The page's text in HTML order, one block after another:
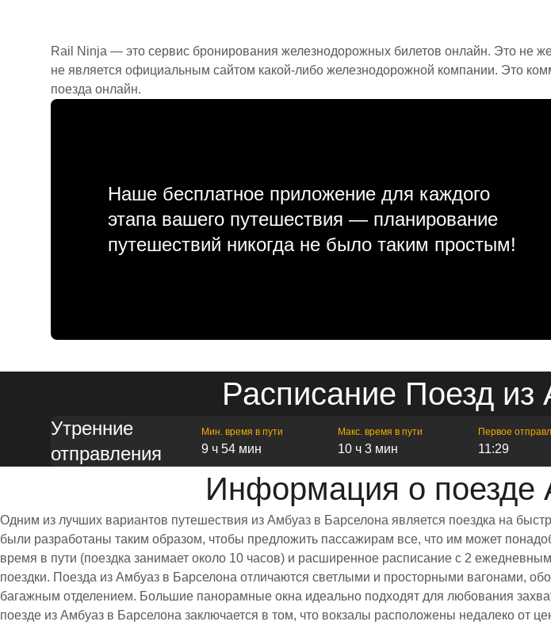
Rail Ninja — это сервис бронирования железнодорожных билетов онлайн. Это не
не является официальным сайтом какой-либо железнодорожной компании. Это
поезда онлайн.
Наше бесплатное приложение для каждого
этапа вашего путешествия — планирование
путешествий никогда не было таким простым!
Расписание Поезд
Утренние
отправления
Мин. время в пути
9 ч 54 мин
Макс. время в пути
10 ч 3 мин
Первое
11:29
Информация о
Одним из лучших вариантов путешествия из Амбуаз в Барселона является поездка на
были разработаны таким образом, чтобы предложить пассажирам все, что им может
время в пути (поездка занимает около 10 часов) и расширенное расписание с 2
поездки. Поезда из Амбуаз в Барселона отличаются светлыми и просторными вагонами,
багажным отделением. Большие панорамные окна идеально подходят для любования
поезде из Амбуаз в Барселона заключается в том, что вокзалы расположены недалеко от